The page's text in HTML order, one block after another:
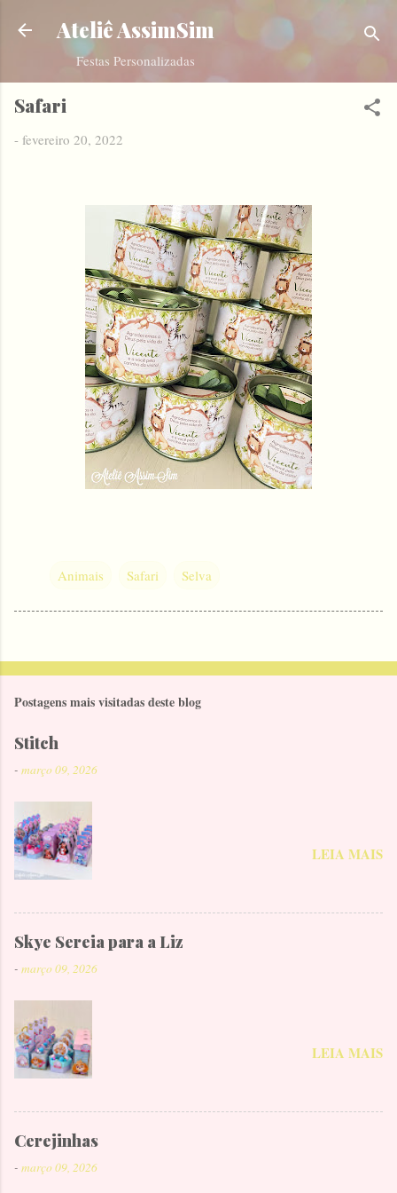
Pular para o conteúdo principal
Ateliê AssimSim
Festas Personalizadas
Safari
- fevereiro 20, 2022
Animais Safari Selva
Postagens mais visitadas deste blog
Stitch
- março 09, 2026
LEIA MAIS
Skye Sereia para a Liz
- março 09, 2026
LEIA MAIS
Cerejinhas
- março 09, 2026